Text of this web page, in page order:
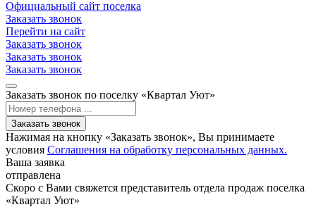
Официальный сайт поселка
Заказать звонок
Перейти на сайт
Заказать звонок
Заказать звонок
Заказать звонок
Заказать звонок по поселку «Квартал Уют»
Заказать звонок
Нажимая на кнопку «Заказать звонок», Вы принимаете
условия Соглашения на обработку персональных данных.
Ваша заявка
отправлена
Скоро с Вами свяжется представитель отдела продаж поселка
«Квартал Уют»